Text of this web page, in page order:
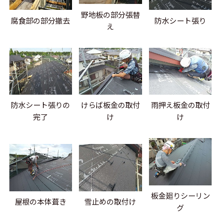
腐食部の部分撤去
野地板の部分張替
え
防水シート張り
防水シート張りの
完了
けらば板金の取付
け
雨押え板金の取付
け
屋根の本体葺き 雪止めの取付け
板金廻りシーリン
グ